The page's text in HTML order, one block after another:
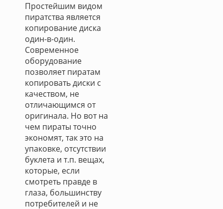
Простейшим видом
пиратства является
копирование диска
один-в-один.
Современное
оборудование
позволяет пиратам
копировать диски с
качеством, не
отличающимся от
оригинала. Но вот на
чем пираты точно
экономят, так это на
упаковке, отсутствии
буклета и т.п. вещах,
которые, если
смотреть правде в
глаза, большинству
потребителей и не